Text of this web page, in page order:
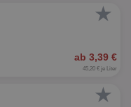
★
ab 3,39 €
45,20 € je Liter
★